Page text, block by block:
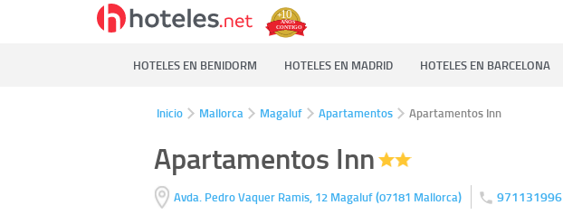
HOTELES EN BENIDORM HOTELES EN MADRID HOTELES EN BARCELONA
Inicio Mallorca Magaluf Apartamentos Apartamentos Inn
Apartamentos Inn
Avda. Pedro Vaquer Ramis, 12 Magaluf(07181 Mallorca) 971131996